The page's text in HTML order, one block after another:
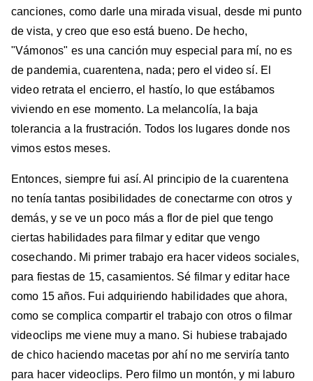
canciones, como darle una mirada visual, desde mi punto
de vista, y creo que eso está bueno. De hecho,
"Vámonos" es una canción muy especial para mí, no es
de pandemia, cuarentena, nada; pero el video sí. El
video retrata el encierro, el hastío, lo que estábamos
viviendo en ese momento. La melancolía, la baja
tolerancia a la frustración. Todos los lugares donde nos
vimos estos meses.
Entonces, siempre fui así. Al principio de la cuarentena
no tenía tantas posibilidades de conectarme con otros y
demás, y se ve un poco más a flor de piel que tengo
ciertas habilidades para filmar y editar que vengo
cosechando. Mi primer trabajo era hacer videos sociales,
para fiestas de 15, casamientos. Sé filmar y editar hace
como 15 años. Fui adquiriendo habilidades que ahora,
como se complica compartir el trabajo con otros o filmar
videoclips me viene muy a mano. Si hubiese trabajado
de chico haciendo macetas por ahí no me serviría tanto
para hacer videoclips. Pero filmo un montón, y mi laburo